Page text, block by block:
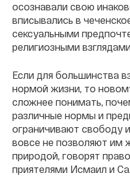
осознавали свою
вписывались в
сексуальными
религиозными
Если для большинства
нормой жизни, то
сложнее понимать,
различные нормы и
ограничивают свободу
вовсе не позволяют им
природой, говорят
приятелями Исмаил и